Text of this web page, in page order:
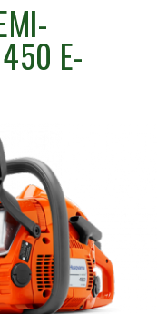
450 E-